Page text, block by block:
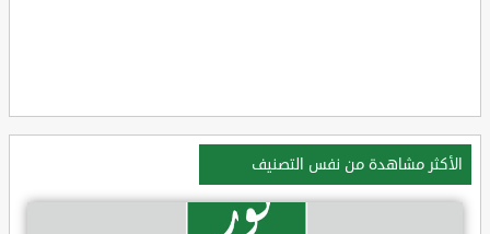
الأكثر مشاهدة من نفس التصنيف